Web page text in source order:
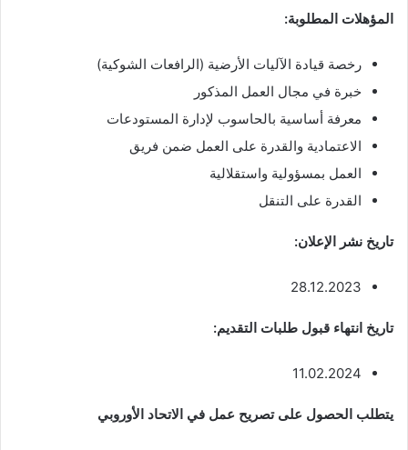
المؤهلات المطلوبة:
رخصة قيادة الآليات الأرضية (الرافعات الشوكية)
خبرة في مجال العمل المذكور
معرفة أساسية بالحاسوب لإدارة المستودعات
الاعتمادية والقدرة على العمل ضمن فريق
العمل بمسؤولية واستقلالية
القدرة على التنقل
تاريخ نشر الإعلان:
28.12.2023
تاريخ انتهاء قبول طلبات التقديم:
11.02.2024
يتطلب الحصول على تصريح عمل في الاتحاد الأوروبي